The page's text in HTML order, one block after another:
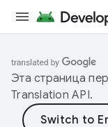
Эта страница
Translation API.